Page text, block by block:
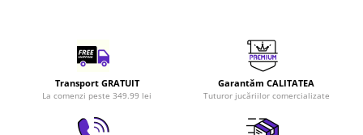
Transport GRATUIT
La comenzi peste 349.99 lei
Garantăm CALITATEA
Tuturor jucăriilor comercializate